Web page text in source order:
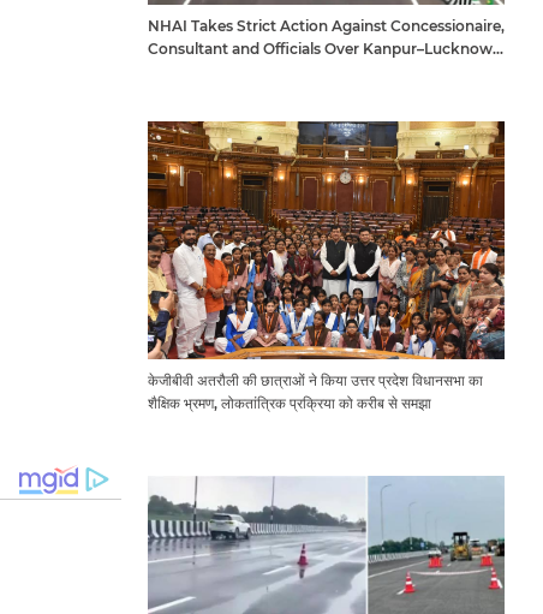
NHAI Takes Strict Action Against Concessionaire,
Consultant and Officials Over Kanpur–Lucknow
केजीबीवी अतरौली की छात्राओं ने किया उत्तर प्रदेश विधानसभा का
शैक्षिक भ्रमण, लोकतांत्रिक प्रक्रिया को करीब से समझा